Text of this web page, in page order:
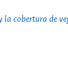
cobertura de